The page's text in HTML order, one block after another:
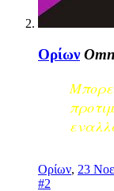
Ορίων
Ορίων, 23
#2